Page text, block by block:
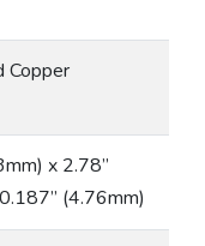
Copper
x 2.78”
(4.76mm)